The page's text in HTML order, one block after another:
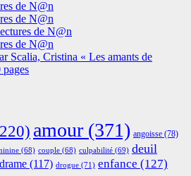
de N@n
de N@n
de N@n
de N@n
Scalia, Cristina « Les amants de
amour (371) angoisse (78)
(68) couple (68) culpabilité (69) deuil
drame (117) drogue (71) enfance (127)